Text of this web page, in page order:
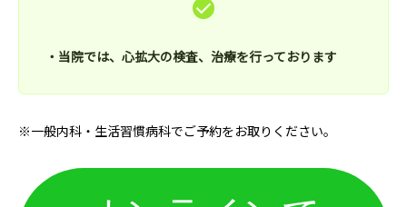
・当院では、心拡大の検査、治療を行っております
※一般内科・生活習慣病科でご予約をお取りください。